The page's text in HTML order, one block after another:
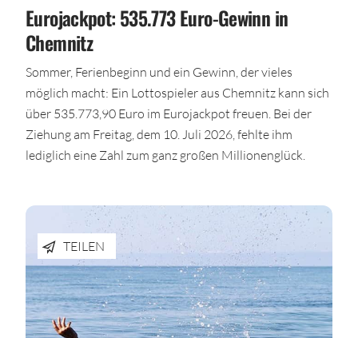
Eurojackpot: 535.773 Euro-Gewinn in
Chemnitz
Sommer, Ferienbeginn und ein Gewinn, der vieles
möglich macht: Ein Lottospieler aus Chemnitz kann sich
über 535.773,90 Euro im Eurojackpot freuen. Bei der
Ziehung am Freitag, dem 10. Juli 2026, fehlte ihm
lediglich eine Zahl zum ganz großen Millionenglück.
TEILEN